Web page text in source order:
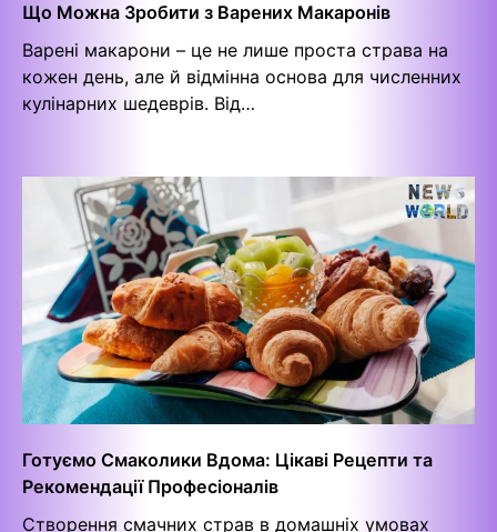
Що Можна Зробити з Варених Макаронів
Варені макарони – це не лише проста страва на
кожен день, але й відмінна основа для численних
кулінарних шедеврів. Від…
Готуємо Смаколики Вдома: Цікаві Рецепти та
Рекомендації Професіоналів
Створення смачних страв в домашніх умовах